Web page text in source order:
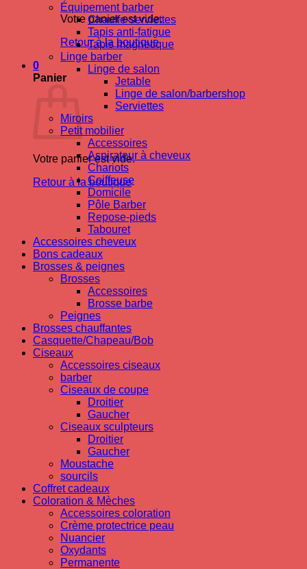
Votre panier est vide.
Retour à la boutique
0
Panier
Votre panier est vide.
Retour à la boutique
Équipement barber
Chauffe-serviettes
Tapis anti-fatigue
Tapis magnetique
Linge barber
Linge de salon
Jetable
Linge de salon/barbershop
Serviettes
Miroirs
Petit mobilier
Accessoires
Aspirateur à cheveux
Chariots
Coiffeuse
Domicile
Pôle Barber
Repose-pieds
Tabouret
Accessoires cheveux
Bons cadeaux
Brosses & peignes
Brosses
Accessoires
Brosse barbe
Peignes
Brosses chauffantes
Casquette/Chapeau/Bob
Ciseaux
Accessoires ciseaux
barber
Ciseaux de coupe
Droitier
Gaucher
Ciseaux sculpteurs
Droitier
Gaucher
Moustache
sourcils
Coffret cadeaux
Coloration & Mèches
Accessoires coloration
Crème protectrice peau
Nuancier
Oxydants
Permanente